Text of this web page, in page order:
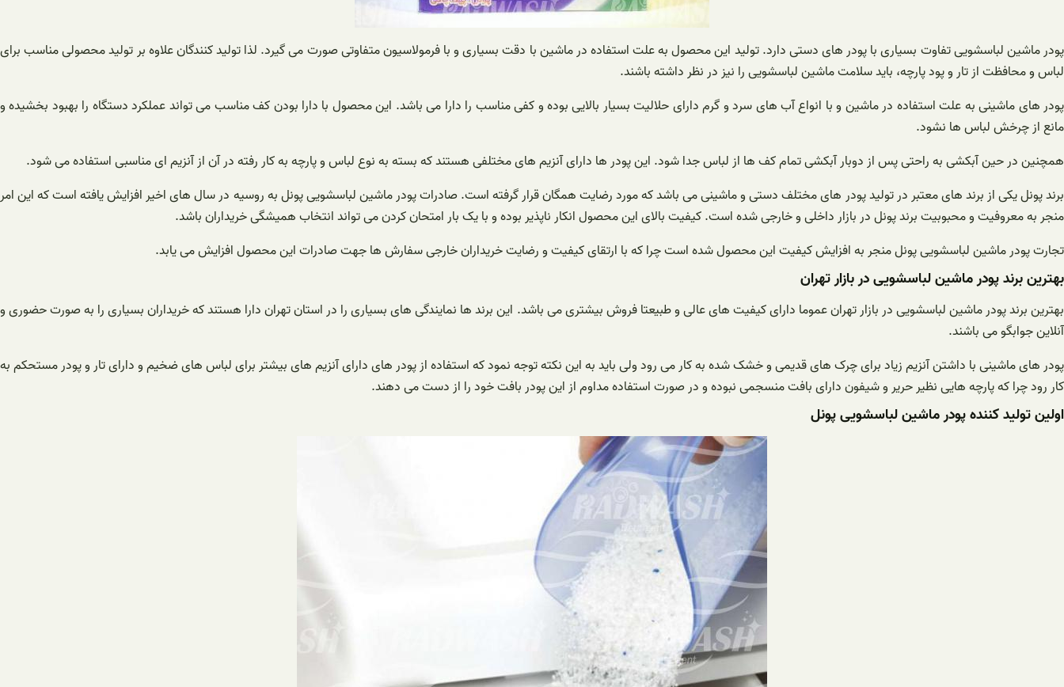
پودر ماشین لباسشویی تفاوت بسیاری با پودر های دستی دارد. تولید این محصول به علت استفاده در ماشین با دقت بسیاری و با فرمولاسیون متفاوتی صورت می گیرد. لذا تولید کنندگان علاوه بر تولید محصولی مناسب برای
لباس و محافظت از تار و پود پارچه، باید سلامت ماشین لباسشویی را نیز در نظر داشته باشند.
پودر های ماشینی به علت استفاده در ماشین و با انواع آب های سرد و گرم دارای حلالیت بسیار بالایی بوده و کفی مناسب را دارا می باشد. این محصول با دارا بودن کف مناسب می تواند عملکرد دستگاه را بهبود بخشیده و
مانع از چرخش لباس ها نشود.
همچنین در حین آبکشی به راحتی پس از دوبار آبکشی تمام کف ها از لباس جدا شود. این پودر ها دارای آنزیم های مختلفی هستند که بسته به نوع لباس و پارچه به کار رفته در آن از آنزیم ای مناسبی استفاده می شود.
برند پونل یکی از برند های معتبر در تولید پودر های مختلف دستی و ماشینی می باشد که مورد رضایت همگان قرار گرفته است. صادرات پودر ماشین لباسشویی پونل به روسیه در سال های اخیر افزایش یافته است که این امر
منجر به معروفیت و محبوبیت برند پونل در بازار داخلی و خارجی شده است. کیفیت بالای این محصول انکار ناپذیر بوده و با یک بار امتحان کردن می تواند انتخاب همیشگی خریداران باشد‌.
تجارت پودر ماشین لباسشویی پونل منجر به افزایش کیفیت این محصول شده است چرا که با ارتقای کیفیت و رضایت خریداران خارجی سفارش ها جهت صادرات این محصول افزایش می یابد.
بهترین برند پودر ماشین لباسشویی در بازار تهران
بهترین برند پودر ماشین لباسشویی در بازار تهران عموما دارای کیفیت های عالی و طبیعتا فروش بیشتری می باشد. این برند ها نمایندگی های بسیاری را در استان تهران دارا هستند که خریداران بسیاری را به صورت حضوری و
آنلاین جوابگو می باشند.
پودر های ماشینی با داشتن آنزیم زیاد برای چرک های قدیمی و خشک شده به کار می رود ولی باید به این نکته توجه نمود که استفاده از پودر های دارای آنزیم های بیشتر برای لباس های ضخیم و دارای تار و پودر مستحکم به
کار رود چرا که پارچه هایی نظیر حریر و شیفون دارای بافت منسجمی نبوده و در صورت استفاده مداوم از این پودر بافت خود را از دست می دهند.
اولین تولید کننده پودر ماشین لباسشویی پونل